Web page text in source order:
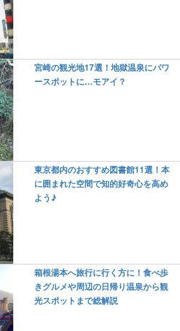
宮崎の観光地17選！地獄温泉にパワ
ースポットに…モアイ？
東京都内のおすすめ図書館11選！本
に囲まれた空間で知的好奇心を高め
よう♪
箱根湯本へ旅行に行く方に！食べ歩
きグルメや周辺の日帰り温泉から観
光スポットまで総解説